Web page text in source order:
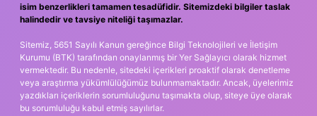
isim benzerlikleri tamamen tesadüfidir. Sitemizdeki bilgiler taslak
halindedir ve tavsiye niteliği taşımazlar.
Sitemiz, 5651 Sayılı Kanun gereğince Bilgi Teknolojileri ve İletişim
Kurumu (BTK) tarafından onaylanmış bir Yer Sağlayıcı olarak hizmet
vermektedir. Bu nedenle, sitedeki içerikleri proaktif olarak denetleme
veya araştırma yükümlülüğümüz bulunmamaktadır. Ancak, üyelerimiz
yazdıkları içeriklerin sorumluluğunu taşımakta olup, siteye üye olarak
bu sorumluluğu kabul etmiş sayılırlar.